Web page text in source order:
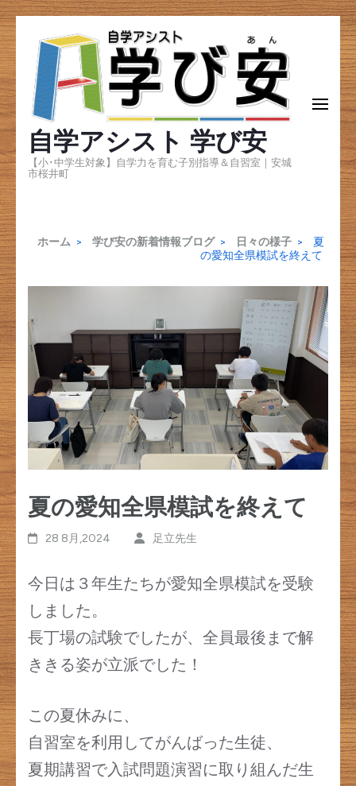
コ
ン
テ
ン
ツ
へ
ス
キ
ッ
プ
(Enter
を
押
す)
自学アシスト 学び安
【小･中学生対象】自学力を育む子別指導＆自習室｜安城
市桜井町
ホーム > 学び安の新着情報ブログ > 日々の様子 >
夏
の愛知全県模試を終えて
夏の愛知全県模試を終えて
28 8月,2024 足立先生
今日は３年生たちが愛知全県模試を受験
しました。
長丁場の試験でしたが、全員最後まで解
ききる姿が立派でした！
この夏休みに、
自習室を利用してがんばった生徒、
夏期講習で入試問題演習に取り組んだ生